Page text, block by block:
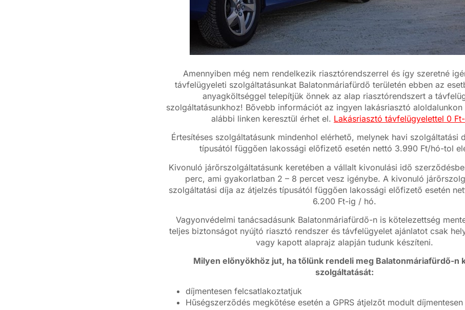
Amennyiben még nem rendelkezik riasztórendszerrel és így szeretné
távfelügyeleti szolgáltatásunkat Balatonmáriafürdő területén ebben az
anyagköltséggel telepítjük önnek az alap riasztórendszert a
szolgáltatásunkhoz! Bővebb információt az ingyen lakásriasztó aloldalunkon
alábbi linken keresztül érhet el. Lakásriasztó távfelügyelettel 0
Értesítéses szolgáltatásunk mindenhol elérhető, melynek havi szolgáltatási
típusától függően lakossági előfizető esetén nettó 3.990 Ft/hó-tol
Kivonuló járőrszolgáltatásunk keretében a vállalt kivonulási idő
perc, ami gyakorlatban 2 – 8 percet vesz igénybe. A kivonuló
szolgáltatási díja az átjelzés típusától függően lakossági előfizető esetén
6.200 Ft-ig / hó.
Vagyonvédelmi tanácsadásunk Balatonmáriafürdő-n is kötelezettség
teljes biztonságot nyújtó riasztó rendszer és távfelügyelet ajánlatot csak
vagy kapott alaprajz alapján tudunk készíteni.
Milyen előnyökhöz jut, ha tőlünk rendeli meg Balatonmáriafürdő-n
szolgáltatását:
díjmentesen felcsatlakoztatjuk
Hűségszerződés megkötése esetén a GPRS átjelzőt modult